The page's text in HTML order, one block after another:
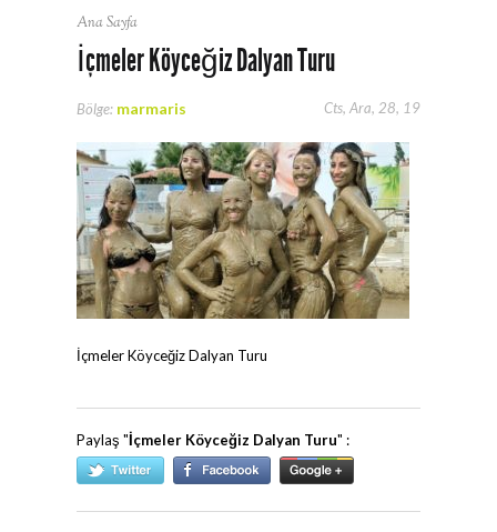
Ana Sayfa
İçmeler Köyceğiz Dalyan Turu
Cts, Ara, 28, 19
Bölge: marmaris
İçmeler Köyceğiz Dalyan Turu
Paylaş "İçmeler Köyceğiz Dalyan Turu" :